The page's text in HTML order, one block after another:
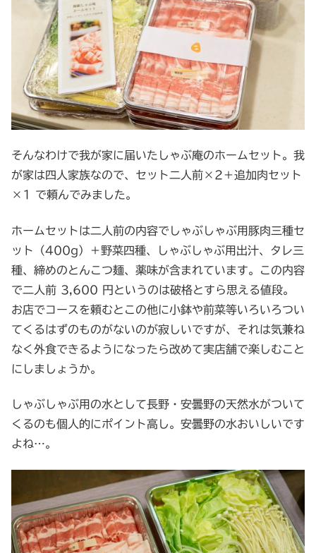
そんなわけで我が家に届いたしゃぶ庵のホームセット。我
が家は四人家族なので、セット二人前×2＋追加肉セット
×1 で頼んでみました。
ホームセットは二人前の内容でしゃぶしゃぶ用豚肉三種セ
ット（400g）＋野菜四種、しゃぶしゃぶ用出汁、タレ三
種、締めのとんこつ麺、薬味が含まれています。この内容
で二人前 3,600 円というのは破格とすら思える値段。
お店でコースを頼むとこの他に小鉢や前菜等いろいろつい
てくるはずのものがないのが寂しいですが、それは気兼ね
なく外食できるようになったら改めて実店舗で楽しむこと
にしましょうか。
しゃぶしゃぶ用の水として長野・安曇野の天然水がついて
くるのも個人的にポイント高し。安曇野の水おいしいです
よね…。